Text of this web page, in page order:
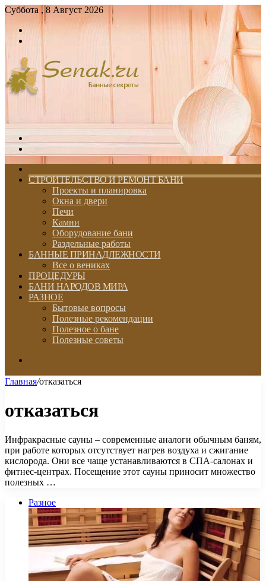
Суббота , 8 Август 2026
Войти
skin
СТРОИТЕЛЬСТВО И РЕМОНТ БАНИ
Проекты и планировка
Окна и двери
Печи
Камни
Оборудование бани
Раздельные работы
БАННЫЕ ПРИНАДЛЕЖНОСТИ
Все о вениках
ПРОЦЕДУРЫ
БАНИ НАРОДОВ МИРА
РАЗНОЕ
Бытовые вопросы
Полезные рекомендации
Полезное о бане
Полезные советы
Главная/отказаться
отказаться
Инфракрасные сауны – современные аналоги обычным баням,
при работе которых отсутствует нагрев воздуха и сжигание
кислорода. Они все чаще устанавливаются в СПА-салонах и
фитнес-центрах. Посещение этот сауны приносит множество
полезных …
Разное